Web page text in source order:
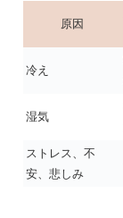
原因
冷え
湿気
ストレス、不
安、悲しみ